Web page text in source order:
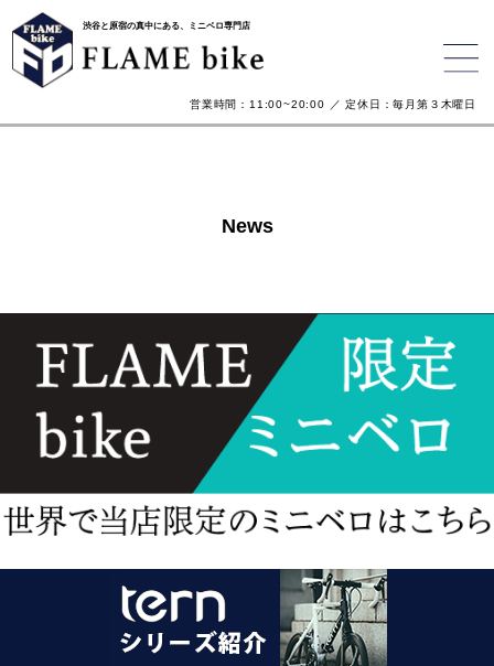
渋谷と原宿の真中にある、ミニベロ専門店
営業時間：11:00~20:00 ／ 定休日：毎月第３木曜日
News